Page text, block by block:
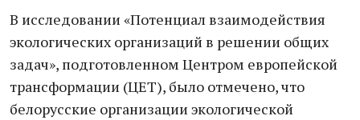
В исследовании «Потенциал взаимодействия
экологических организаций в решении общих
задач», подготовленном Центром европейской
трансформации (ЦЕТ), было отмечено, что
белорусские организации экологической